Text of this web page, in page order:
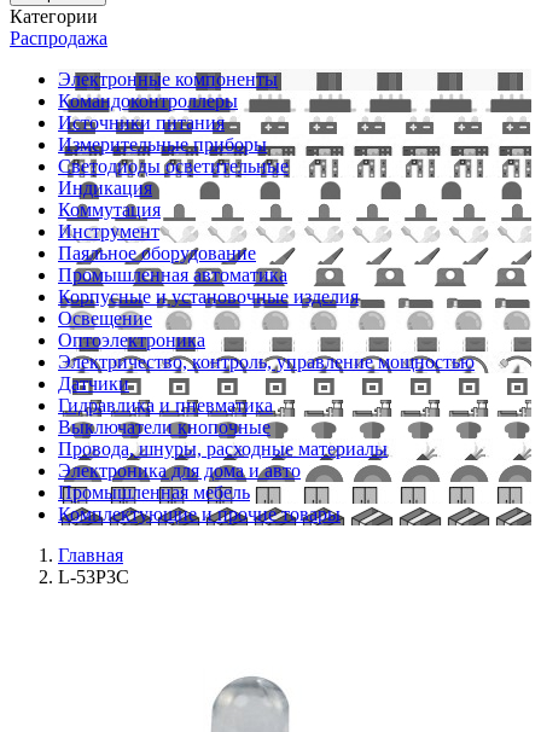
Категории
Распродажа
Электронные компоненты
Командоконтроллеры
Источники питания
Измерительные приборы
Светодиоды осветительные
Индикация
Коммутация
Инструмент
Паяльное оборудование
Промышленная автоматика
Корпусные и установочные изделия
Освещение
Оптоэлектроника
Электричество, контроль, управление мощностью
Датчики
Гидравлика и пневматика
Выключатели кнопочные
Провода, шнуры, расходные материалы
Электроника для дома и авто
Промышленная мебель
Комплектующие и прочие товары
Главная
L-53P3C